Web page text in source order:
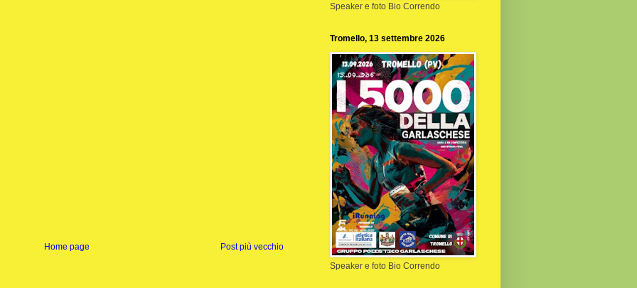
Post più vecchio
Home page
Speaker e foto Bio Correndo
Tromello, 13 settembre 2026
Speaker e foto Bio Correndo